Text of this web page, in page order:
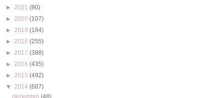
► 2021 (90)
► 2020 (107)
► 2019 (184)
► 2018 (255)
► 2017 (388)
► 2016 (435)
► 2015 (492)
▼ 2014 (687)
dezembro(48)